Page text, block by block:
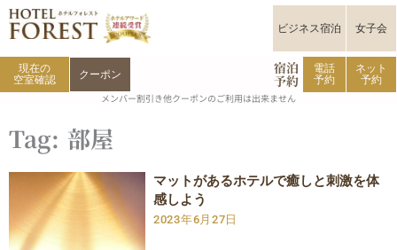
内
容
ビジネス宿泊 女子会
現在の
空室確認
クーポン 宿泊
予約
電話
予約
ネット
予約
メンバー割引き他クーポンのご利用は出来ません
Tag: 部屋
マットがあるホテルで癒しと刺激を体
感しよう
2023年6月27日
ペ
ー
ジ
ペ
ジ